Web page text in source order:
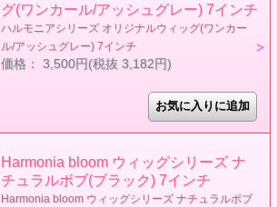
グ(ワンカール/アッシュグレー) 7インチ
ハルモニアシリーズ オリジナルウィッグ(ワンカー
ル/アッシュグレー) 7インチ
価格： 3,500円(税抜 3,182円)
Harmonia bloom ウィッグシリーズ ナ
チュラルボブ(ブラック) 7インチ
Harmonia bloom ウィッグシリーズ ナチュラルボブ